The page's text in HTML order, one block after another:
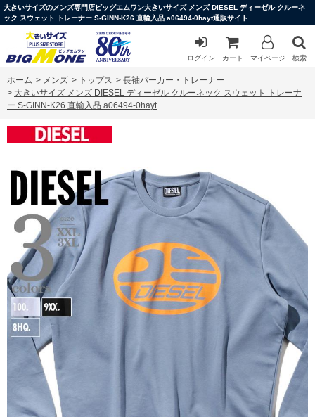
大きいサイズのメンズ専門店ビッグエムワン大きいサイズ メンズ DIESEL ディーゼル クルーネ
ック スウェット トレーナー S-GINN-K26 直輸入品 a06494-0hayt通販サイト
ログイン カート マイページ 検索
ホーム > メンズ > トップス > 長袖パーカー・トレーナー
> 大きいサイズ メンズ DIESEL ディーゼル クルーネック スウェット トレーナ
ー S-GINN-K26 直輸入品 a06494-0hayt